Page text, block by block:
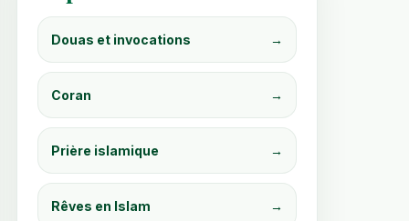
Douas et invocations →
Coran →
Prière islamique →
Rêves en Islam →